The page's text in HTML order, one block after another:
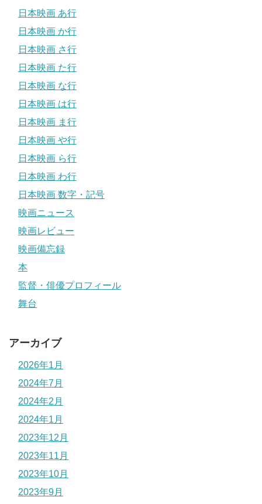
日本映画 あ行
日本映画 か行
日本映画 さ行
日本映画 た行
日本映画 な行
日本映画 は行
日本映画 ま行
日本映画 や行
日本映画 ら行
日本映画 わ行
日本映画 数字・記号
映画ニュース
映画レビュー
映画備忘録
本
監督・俳優プロフィール
舞台
アーカイブ
2026年1月
2024年7月
2024年2月
2024年1月
2023年12月
2023年11月
2023年10月
2023年9月